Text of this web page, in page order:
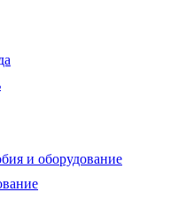
и оборудование